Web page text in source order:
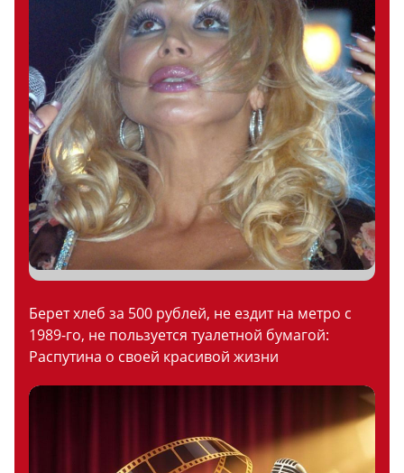
Берет хлеб за 500 рублей, не ездит на метро с
1989-го, не пользуется туалетной бумагой:
Распутина о своей красивой жизни